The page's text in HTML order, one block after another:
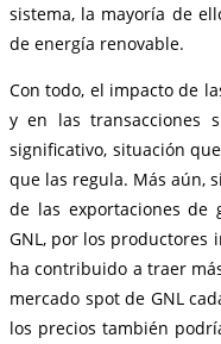
sistema, la mayoría de
de energía renovable.
Con todo, el impacto de
y en las transacciones
significativo, situación
que las regula. Más aún,
de las exportaciones de
GNL, por los productores
ha contribuido a traer
mercado spot de GNL
los precios también